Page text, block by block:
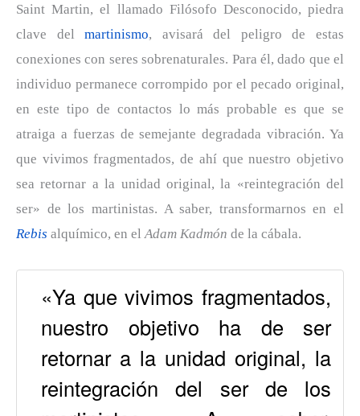
Saint Martin, el llamado Filósofo Desconocido, piedra
clave delmartinismo, avisará del peligro de estas
conexiones con seres sobrenaturales. Para él, dado que el
individuo permanece corrompido por el pecado original,
en este tipo de contactos lo más probable es que se
atraiga a fuerzas de semejante degradada vibración. Ya
que vivimos fragmentados, de ahí que nuestro objetivo
sea retornar a la unidad original, la «reintegración del
ser» de los martinistas. A saber, transformarnos en el
Rebis alquímico, en el Adam Kadmón de la cábala.
«Ya que vivimos fragmentados,
nuestro objetivo ha de ser
retornar a la unidad original, la
reintegración del ser de los